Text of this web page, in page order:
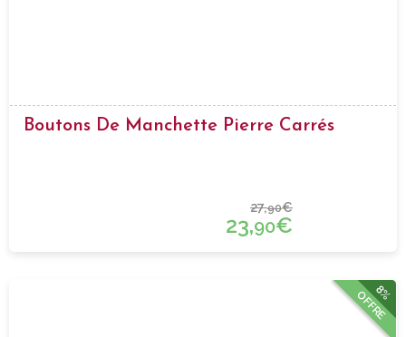
Boutons De Manchette Pierre Carrés
27,90€
23,90€
8%
OFFRE